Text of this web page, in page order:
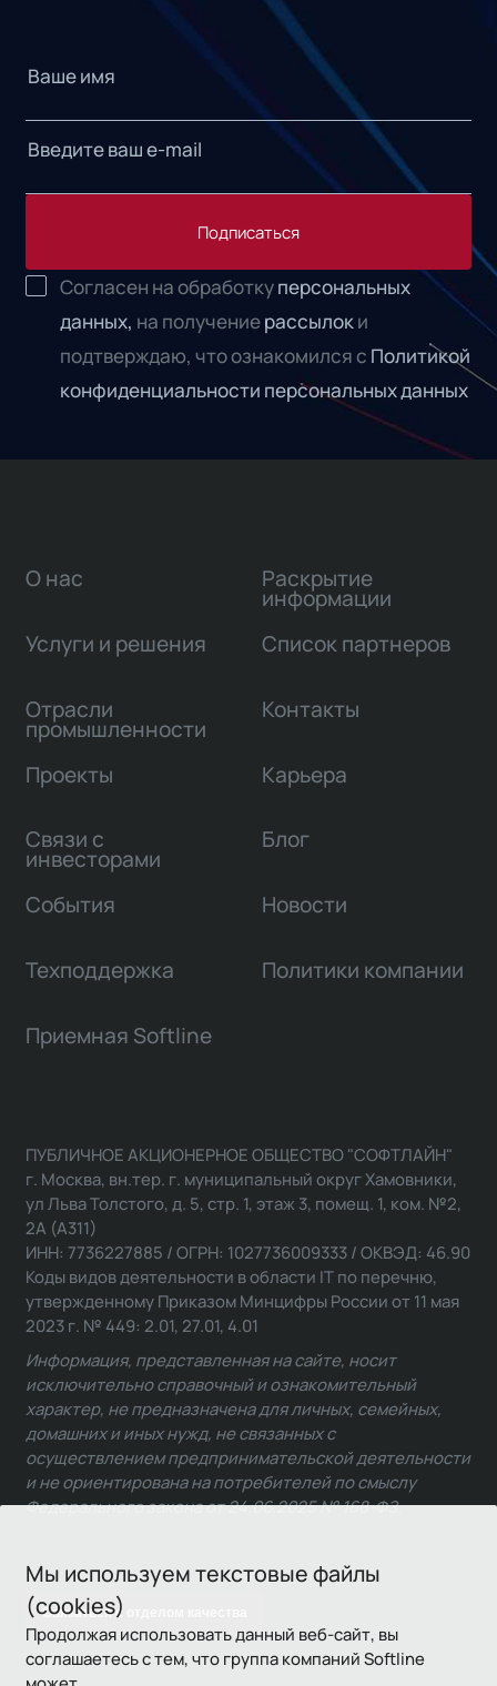
Подписаться
Согласен на обработкуперсональных
данных, на получениерассылоки
подтверждаю, что ознакомился с Политикой
конфиденциальности персональных данных
Мы используем текстовые файлы
(cookies)
Продолжая использовать данный веб-сайт, вы
соглашаетесь с тем, что группа компаний Softline
О нас
Услуги и решения
Отрасли
промышленности
Проекты
Связи с
инвесторами
Раскрытие
информации
Список партнеров
Контакты
Карьера
Блог
События Новости
Техподдержка Политики компании
Приемная Softline
Связаться с отделом качества
ПУБЛИЧНОЕ АКЦИОНЕРНОЕ ОБЩЕСТВО "СОФТЛАЙН"
г. Москва, вн.тер. г. муниципальный округ Хамовники,
ул Льва Толстого, д. 5, стр. 1, этаж 3, помещ. 1, ком. №2,
2А (А311)
ИНН: 7736227885 / ОГРН: 1027736009333 / ОКВЭД: 46.90
Коды видов деятельности в области IT по перечню,
утвержденному Приказом Минцифры России от 11 мая
2023 г. № 449: 2.01, 27.01, 4.01
Информация, представленная на сайте, носит
исключительно справочный и ознакомительный
характер, не предназначена для личных, семейных,
домашних и иных нужд, не связанных с
осуществлением предпринимательской деятельности
и не ориентирована на потребителей по смыслу
Федерального закона от 24.06.2025 № 168-ФЗ.